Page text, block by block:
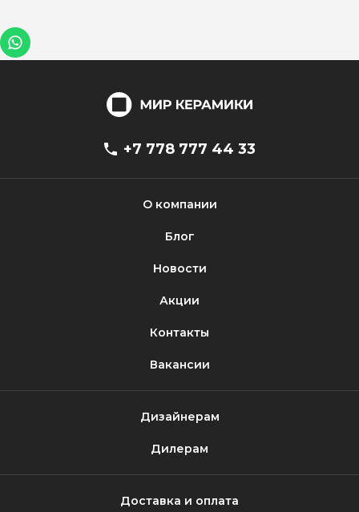
+7 778 777 44 33
О компании
Блог
Новости
Акции
Контакты
Вакансии
Дизайнерам
Дилерам
Доставка и оплата